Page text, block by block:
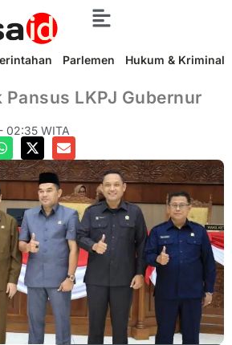
Parlemen Hukum & Kriminal
Pansus LKPJ Gubernur
02:35 WITA